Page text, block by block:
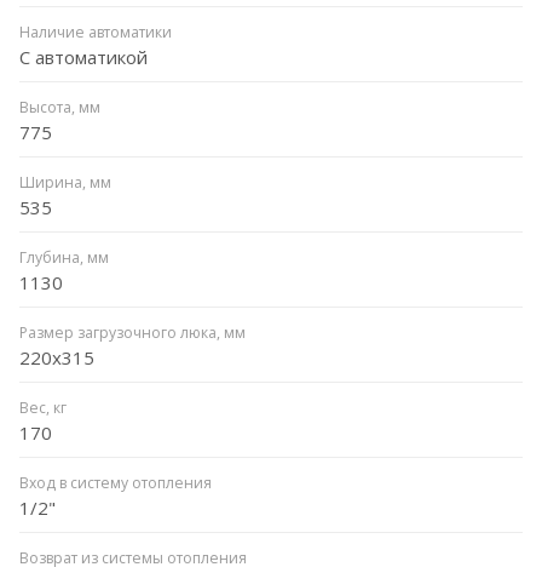
Наличие автоматики
С автоматикой
Высота, мм
775
Ширина, мм
535
Глубина, мм
1130
Размер загрузочного люка, мм
220x315
Вес, кг
170
Вход в систему отопления
1/2"
Возврат из системы отопления